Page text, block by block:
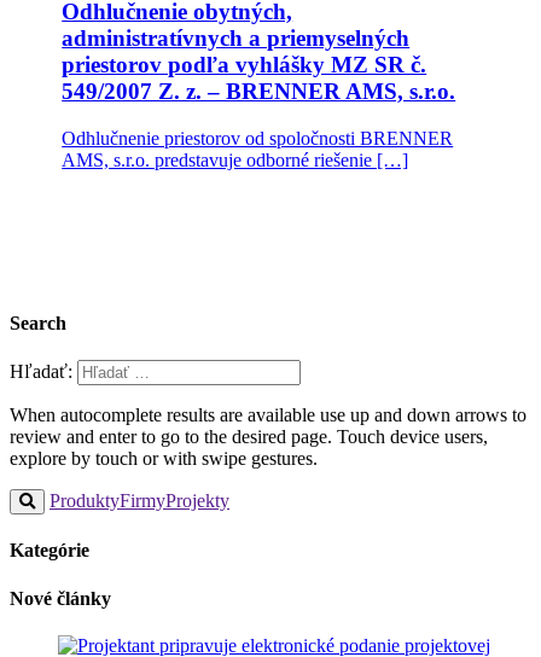
Odhlučnenie obytných,
administratívnych a priemyselných
priestorov podľa vyhlášky MZ SR č.
549/2007 Z. z. – BRENNER AMS, s.r.o.
Odhlučnenie priestorov od spoločnosti BRENNER
AMS, s.r.o. predstavuje odborné riešenie […]
Search
Hľadať:
When autocomplete results are available use up and down arrows to
review and enter to go to the desired page. Touch device users,
explore by touch or with swipe gestures.
ProduktyFirmyProjekty
Kategórie
Nové články